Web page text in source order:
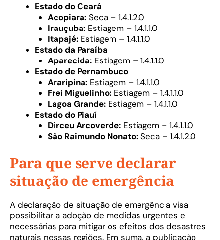
Estado do Ceará
Acopiara:Seca – 1.4.1.2.0
Irauçuba:Estiagem – 1.4.1.1.0
Itapajé:Estiagem – 1.4.1.1.0
Estado da Paraíba
Aparecida:Estiagem – 1.4.1.1.0
Estado de Pernambuco
Araripina:Estiagem – 1.4.1.1.0
Frei Miguelinho:Estiagem – 1.4.1.1.0
Lagoa Grande:Estiagem – 1.4.1.1.0
Estado do Piauí
Dirceu Arcoverde:Estiagem – 1.4.1.1.0
São Raimundo Nonato:Seca – 1.4.1.2.0
Para que serve declarar
situação de emergência
A declaração de situação de emergência visa
possibilitar a adoção de medidas urgentes e
necessárias para mitigar os efeitos dos desastres
naturais nessas regiões. Em suma, a publicação